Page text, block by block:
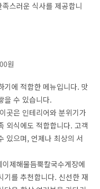
스러운 식사를 제공합니
원
기에 적합한 메뉴입니다. 맛
을 수 있습니다.
곳은 인테리어와 분위기가
외식에도 적합합니다. 고객
있으며, 언제나 최상의 서
제해물듬뿍칼국수게장에
기를 추천합니다. 신선한 재